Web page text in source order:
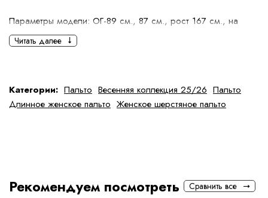
Параметры модели: ОГ-89 см., 87 см., рост 167 см., на
модели размер 42
Читать далее
Категории: Пальто Весенняя коллекция 25/26 Пальто
Длинное женское пальто Женское шерстяное пальто
Рекомендуем посмотреть Сравнить все